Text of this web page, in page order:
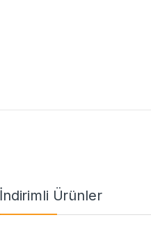
İndirimli Ürünler